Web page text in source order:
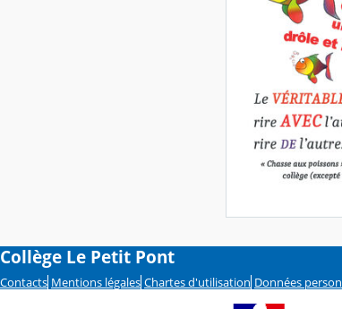
Collège Le Petit Pont
Contacts Mentions légales Chartes d'utilisation Données